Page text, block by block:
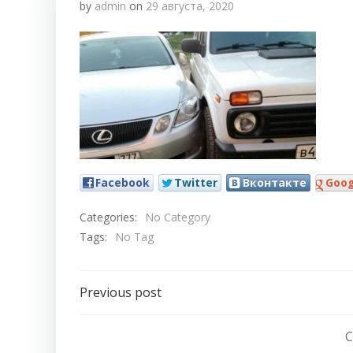
by admin on 29 августа, 2020
Facebook Twitter Вконтакте
Categories:
No Category
Tags:
No Tag
Навигация
Previous post